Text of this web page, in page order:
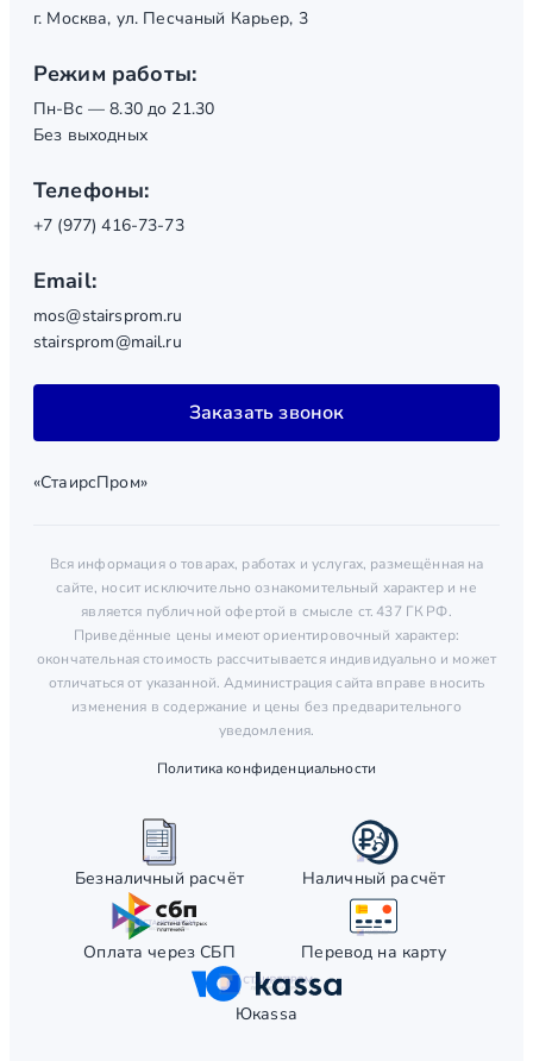
г. Москва, ул. Песчаный Карьер, 3
Режим работы:
Пн-Вс — 8.30 до 21.30
Без выходных
Телефоны:
+7 (977) 416-73-73
Email:
mos@stairsprom.ru
stairsprom@mail.ru
Заказать звонок
«СтаирсПром»
Вся информация о товарах, работах и услугах, размещённая на
сайте, носит исключительно ознакомительный характер и не
является публичной офертой в смысле ст. 437 ГК РФ.
Приведённые цены имеют ориентировочный характер:
окончательная стоимость рассчитывается индивидуально и может
отличаться от указанной. Администрация сайта вправе вносить
изменения в содержание и цены без предварительного
уведомления.
Политика конфиденциальности
Безналичный расчёт Наличный расчёт
Оплата через СБП Перевод на карту
Юкаssа